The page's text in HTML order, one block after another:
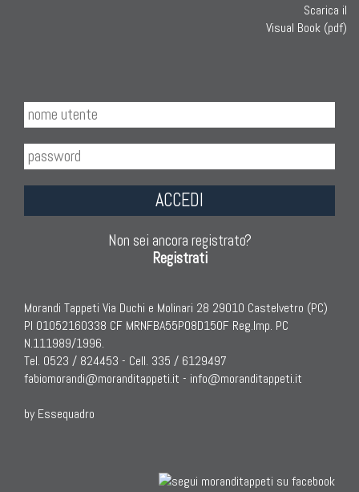
Scarica il
Visual Book (pdf)
ACCEDI
Non sei ancora registrato?
Registrati
Morandi Tappeti Via Duchi e Molinari 28 29010 Castelvetro (PC)
PI 01052160338 CF MRNFBA55P08D150F Reg.Imp. PC
N.111989/1996.
Tel. 0523 / 824453 - Cell. 335 / 6129497
fabiomorandi@moranditappeti.it - info@moranditappeti.it
by Essequadro